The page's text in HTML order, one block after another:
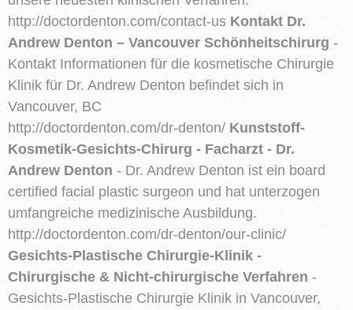
http://doctordenton.com/contact-us Kontakt Dr.
Andrew Denton – Vancouver Schönheitschirurg -
Kontakt Informationen für die kosmetische Chirurgie
Klinik für Dr. Andrew Denton befindet sich in
Vancouver, BC
http://doctordenton.com/dr-denton/ Kunststoff-
Kosmetik-Gesichts-Chirurg - Facharzt - Dr.
Andrew Denton - Dr. Andrew Denton ist ein board
certified facial plastic surgeon und hat unterzogen
umfangreiche medizinische Ausbildung.
http://doctordenton.com/dr-denton/our-clinic/
Gesichts-Plastische Chirurgie-Klinik -
Chirurgische & Nicht-chirurgische Verfahren -
Gesichts-Plastische Chirurgie Klinik in Vancouver,